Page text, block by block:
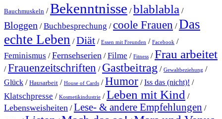
Bauchmuskeln /Bekenntnisse /blablabla /
Bloggen /Buchbesprechung /coole Frauen /Das
echte Leben /Diät / Essen mit Freunden / Facebook /
Feminismus /Fernsehserien /Filme / Fitness /Frau arbeitet
/Frauenzeitschriften / Gastbeitrag / Gewaltbeziehung /
Glück / Hausarbeit / House of Cards /Humor /Iss das (nicht)! /
Klatschpresse / Kosmetikindustrie /Leben mit Kind /
Lebensweisheiten /Lese- & andere Empfehlungen /